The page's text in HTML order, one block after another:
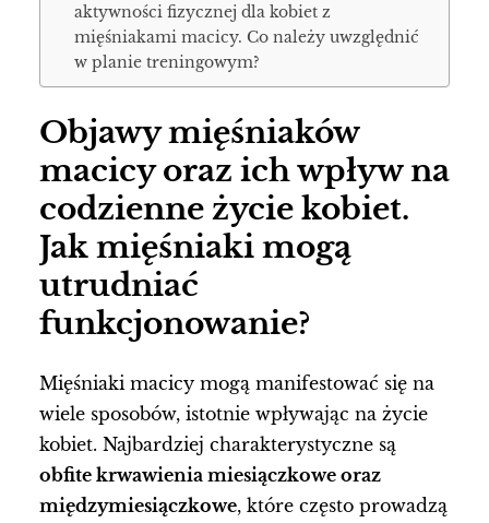
aktywności fizycznej dla kobiet z
mięśniakami macicy. Co należy uwzględnić
w planie treningowym?
Objawy mięśniaków
macicy oraz ich wpływ na
codzienne życie kobiet.
Jak mięśniaki mogą
utrudniać
funkcjonowanie?
Mięśniaki macicy mogą manifestować się na
wiele sposobów, istotnie wpływając na życie
kobiet. Najbardziej charakterystyczne są
obfite krwawienia miesiączkowe oraz
międzymiesiączkowe, które często prowadzą